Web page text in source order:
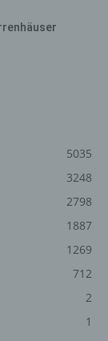
5035
3248
2798
1887
1269
712
2
1
alle
nutzbar.
ein
Daten und
verwendeten
auf
(4)
werden,